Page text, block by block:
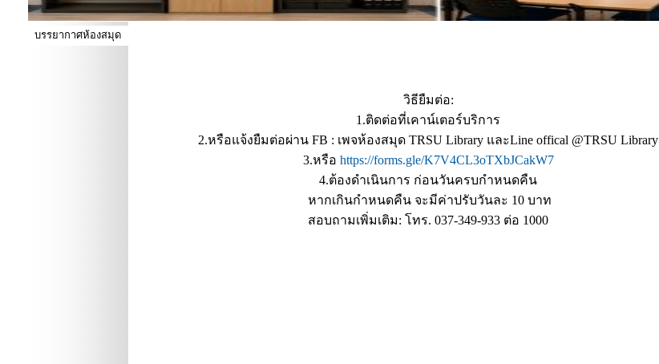
บรรยากาศห้องสมุด
วิธียืมต่อ:
1.ติดต่อที่เคาน์เตอร์บริการ
2.หรือแจ้งยืมต่อผ่าน FB : เพจห้องสมุด TRSU Library และLine offical @TRSU Library
3.หรือ https://forms.gle/K7V4CL3oTXbJCakW7
4.ต้องดำเนินการ ก่อนวันครบกำหนดคืน
หากเกินกำหนดคืน จะมีค่าปรับวันละ 10 บาท
สอบถามเพิ่มเติม: โทร. 037-349-933 ต่อ 1000